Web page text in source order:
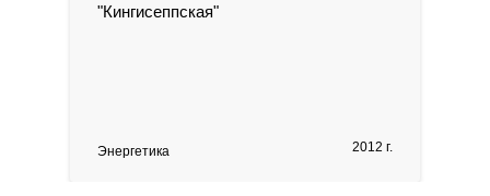
"Кингисеппская"
Энергетика 2012 г.